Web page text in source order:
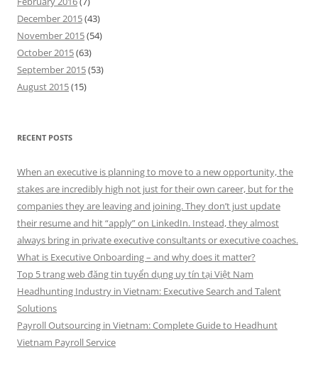
December 2015(43)
November 2015(54)
October 2015(63)
September 2015(53)
August 2015(15)
RECENT POSTS
When an executive is planning to move to a new opportunity, the
stakes are incredibly high not just for their own career, but for the
companies they are leaving and joining. They don’t just update
their resume and hit “apply” on LinkedIn. Instead, they almost
always bring in private executive consultants or executive coaches.
What is Executive Onboarding – and why does it matter?
Top 5 trang web đăng tin tuyển dụng uy tín tại Việt Nam
Headhunting Industry in Vietnam: Executive Search and Talent
Solutions
Payroll Outsourcing in Vietnam: Complete Guide to Headhunt
Vietnam Payroll Service